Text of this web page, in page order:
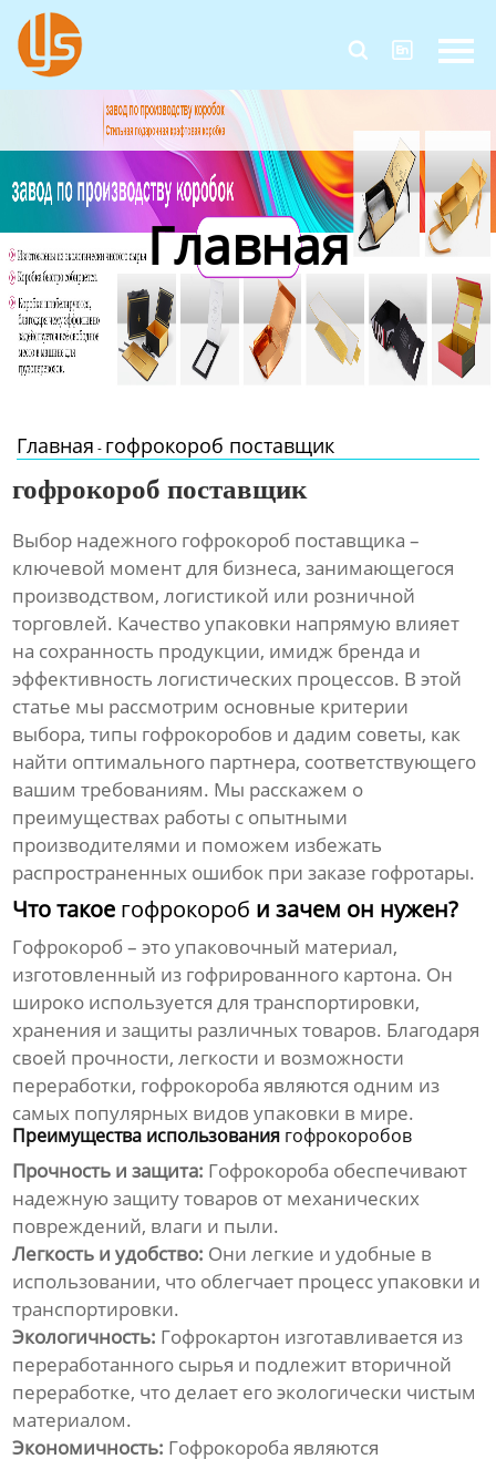
 
Главная
Продукция
О Нас
Контакты Главная
Главная - гофрокороб поставщик
гофрокороб поставщик
Выбор надежного гофрокороб поставщика –
ключевой момент для бизнеса, занимающегося
производством, логистикой или розничной
торговлей. Качество упаковки напрямую влияет
на сохранность продукции, имидж бренда и
эффективность логистических процессов. В этой
статье мы рассмотрим основные критерии
выбора, типы гофрокоробов и дадим советы, как
найти оптимального партнера, соответствующего
вашим требованиям. Мы расскажем о
преимуществах работы с опытными
производителями и поможем избежать
распространенных ошибок при заказе гофротары.
Что такое гофрокороб и зачем он нужен?
Гофрокороб– это упаковочный материал,
изготовленный из гофрированного картона. Он
широко используется для транспортировки,
хранения и защиты различных товаров. Благодаря
своей прочности, легкости и возможности
переработки, гофрокороба являются одним из
самых популярных видов упаковки в мире.
Преимущества использования гофрокоробов
Прочность и защита: Гофрокороба обеспечивают
надежную защиту товаров от механических
повреждений, влаги и пыли.
Легкость и удобство: Они легкие и удобные в
использовании, что облегчает процесс упаковки и
транспортировки.
Экологичность: Гофрокартон изготавливается из
переработанного сырья и подлежит вторичной
переработке, что делает его экологически чистым
материалом.
Экономичность: Гофрокороба являются